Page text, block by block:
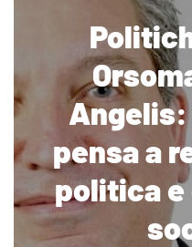
Angelis:
pensa a
politica